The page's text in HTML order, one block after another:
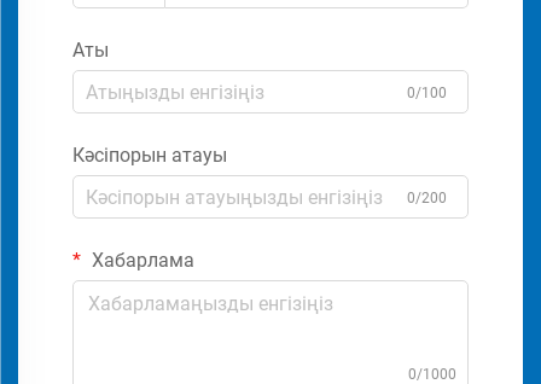
Аты
0/100
Кәсіпорын атауы
0/200
Хабарлама
0/1000